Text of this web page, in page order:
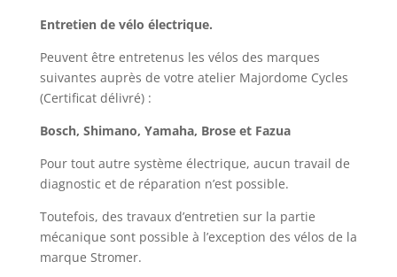
Entretien de vélo électrique.
Peuvent être entretenus les vélos des marques
suivantes auprès de votre atelier Majordome Cycles
(Certificat délivré) :
Bosch, Shimano, Yamaha, Brose et Fazua
Pour tout autre système électrique, aucun travail de
diagnostic et de réparation n’est possible.
Toutefois, des travaux d’entretien sur la partie
mécanique sont possible à l’exception des vélos de la
marque Stromer.